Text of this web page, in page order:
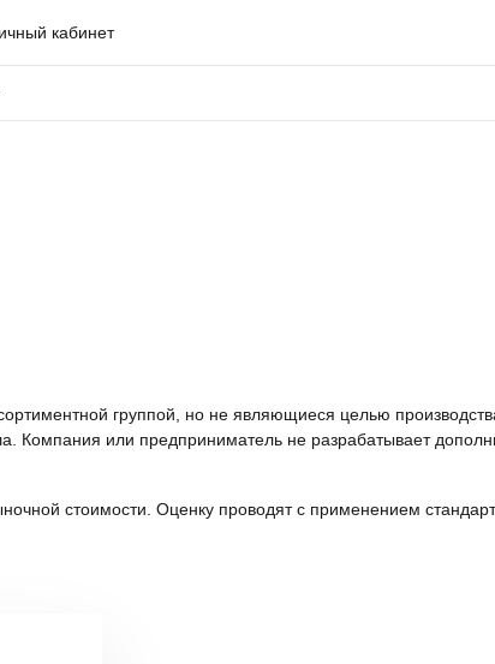
кабинет
группой, но не являющиеся целью
Компания или предприниматель не разрабатывает
стоимости. Оценку проводят с применением